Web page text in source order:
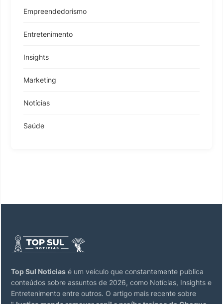
Empreendedorismo
Entretenimento
Insights
Marketing
Notícias
Saúde
Top Sul Noticias é um veículo que constantemente publica
conteúdos sobre assuntos de 2026, como Notícias, Insights e
Entretenimento entre outros. O artigo mais recente sobre